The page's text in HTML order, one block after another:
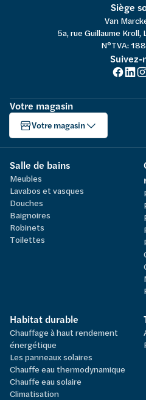
Siège
Van
5a, rue Guillaume
N°TVA:
Suivez-
Votre magasin
Votre magasin
Salle de bains
Meubles
Lavabos et vasques
Douches
Baignoires
Robinets
Toilettes
Habitat durable
Chauffage à haut rendement
énergétique
Les panneaux solaires
Chauffe eau thermodynamique
Chauffe eau solaire
Climatisation